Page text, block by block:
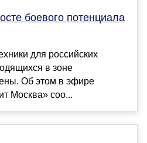
боевого потенциала
для российских
в зоне
Об этом в эфире
Москва» соо...